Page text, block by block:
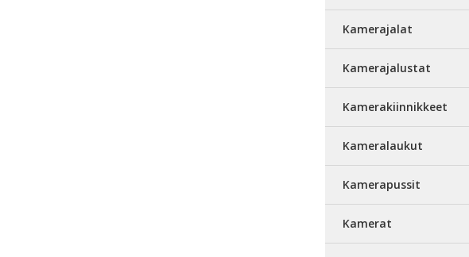
Kamerajalat
Kamerajalustat
Kamerakiinnikkeet
Kameralaukut
Kamerapussit
Kamerat